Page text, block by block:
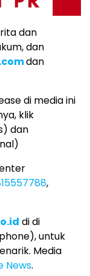
dan
dan
dan
di media ini
klik
dan
,
di di
untuk
Media
News.